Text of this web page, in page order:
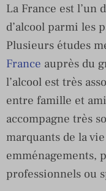
La France est l’un
d’alcool parmi les
Plusieurs études
France auprès du
l’alcool est très
entre famille et
accompagne très
marquants de la
emménagements,
professionnels ou